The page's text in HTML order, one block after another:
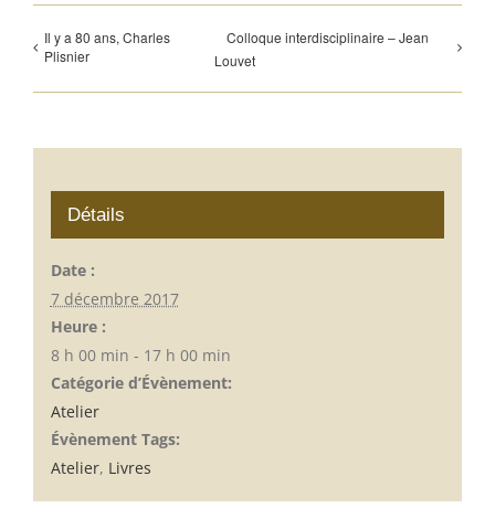
Il y a 80 ans, Charles
Plisnier
Colloque interdisciplinaire – Jean
Louvet
Détails
Date :
7 décembre 2017
Heure :
8 h 00 min - 17 h 00 min
Catégorie d’Évènement:
Atelier
Évènement Tags:
Atelier, Livres